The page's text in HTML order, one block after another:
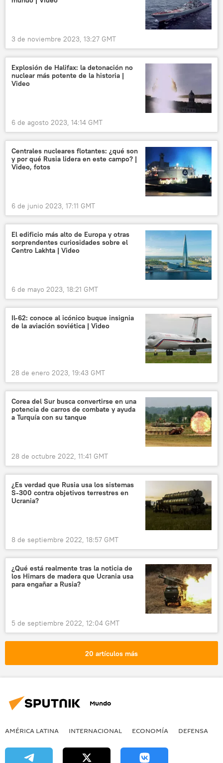
3 de noviembre 2023, 13:27 GMT
Explosión de Halifax: la detonación no
nuclear más potente de la historia |
Video
6 de agosto 2023, 14:14 GMT
Centrales nucleares flotantes: ¿qué son
y por qué Rusia lidera en este campo? |
Video, fotos
6 de junio 2023, 17:11 GMT
El edificio más alto de Europa y otras
sorprendentes curiosidades sobre el
Centro Lakhta | Video
6 de mayo 2023, 18:21 GMT
Il-62: conoce al icónico buque insignia
de la aviación soviética | Video
28 de enero 2023, 19:43 GMT
Corea del Sur busca convertirse en una
potencia de carros de combate y ayuda
a Turquía con su tanque
28 de octubre 2022, 11:41 GMT
¿Es verdad que Rusia usa los sistemas
S-300 contra objetivos terrestres en
Ucrania?
8 de septiembre 2022, 18:57 GMT
¿Qué está realmente tras la noticia de
los Himars de madera que Ucrania usa
para engañar a Rusia?
5 de septiembre 2022, 12:04 GMT
20 artículos más
Mundo
AMÉRICA LATINA INTERNACIONAL ECONOMÍA DEFENSA